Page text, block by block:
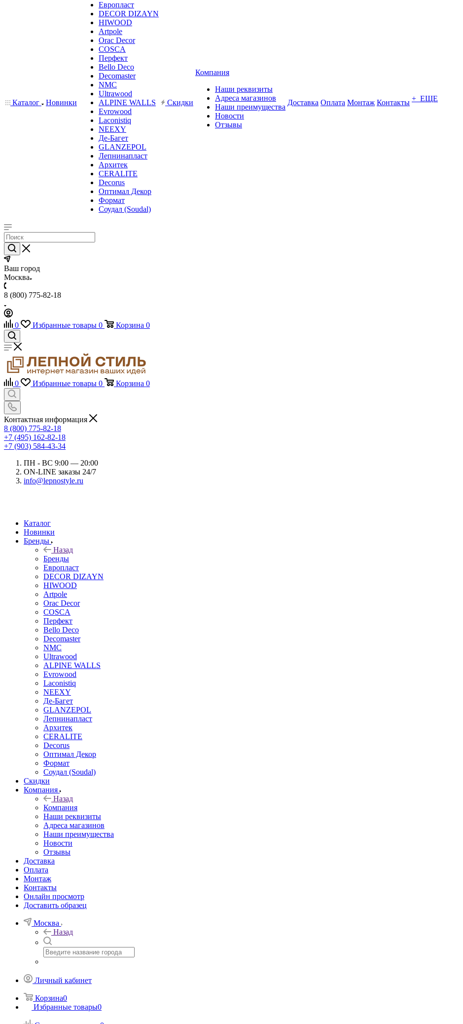
Каталог Новинки
Европласт
DECOR DIZAYN
HIWOOD
Artpole
Orac Decor
COSCA
Перфект
Bello Deco
Decomaster
NMС
Ultrawood
ALPINE WALLS
Evrowood
Laconistiq
NEEXY
Де-Багет
GLANZEPOL
Лепнинапласт
Архитек
CERALITE
Decorus
Оптимал Декор
Формат
Соудал (Soudal)
Скидки
Компания
Наши реквизиты
Адреса магазинов
Наши преимущества
Новости
Отзывы
Доставка Оплата Монтаж Контакты + ЕЩЕ
Ваш город
Москва
8 (800) 775-82-18
0 Избранные товары 0 Корзина 0
0 Избранные товары 0 Корзина 0
Контактная информация
8 (800) 775-82-18
+7 (495) 162-82-18
+7 (903) 584-43-34
ПН - ВС 9:00 — 20:00
ON-LINE заказы 24/7
info@lepnostyle.ru
Каталог
Новинки
Бренды
Назад
Бренды
Европласт
DECOR DIZAYN
HIWOOD
Artpole
Orac Decor
COSCA
Перфект
Bello Deco
Decomaster
NMС
Ultrawood
ALPINE WALLS
Evrowood
Laconistiq
NEEXY
Де-Багет
GLANZEPOL
Лепнинапласт
Архитек
CERALITE
Decorus
Оптимал Декор
Формат
Соудал (Soudal)
Скидки
Компания
Назад
Компания
Наши реквизиты
Адреса магазинов
Наши преимущества
Новости
Отзывы
Доставка
Оплата
Монтаж
Контакты
Онлайн просмотр
Доставить образец
Москва
Назад
Личный кабинет
Корзина0
Избранные товары0